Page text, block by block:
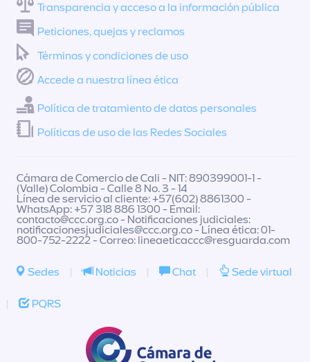
Transparencia y acceso a la información pública
Peticiones, quejas y reclamos
Términos y condiciones de uso
Accede a nuestra línea ética
Política de tratamiento de datos personales
Políticas de uso de las Redes Sociales
Cámara de Comercio de Cali - NIT: 890399001-1 -
(Valle) Colombia - Calle 8 No. 3 - 14
Línea de servicio al cliente: +57(602) 8861300 -
WhatsApp: +57 318 886 1300 - Email:
contacto@ccc.org.co- Notificaciones judiciales:
notificacionesjudiciales@ccc.org.co- Línea ética: 01-
800-752-2222 - Correo: lineaeticaccc@resguarda.com
Sedes | Noticias | Chat | Sede virtual
| PQRS